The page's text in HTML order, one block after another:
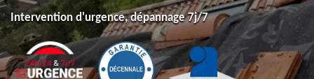
Intervention d'urgence, dépannage 7j/7